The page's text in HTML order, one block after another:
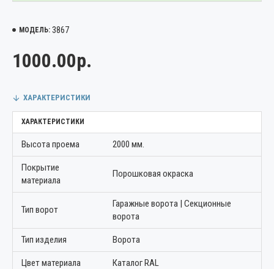
МОДЕЛЬ: 3867
1000.00р.
ХАРАКТЕРИСТИКИ
ХАРАКТЕРИСТИКИ
Высота проема 2000 мм.
Покрытие
материала
Порошковая окраска
Тип ворот
Гаражные ворота | Секционные
ворота
Тип изделия Ворота
Цвет материала Каталог RAL